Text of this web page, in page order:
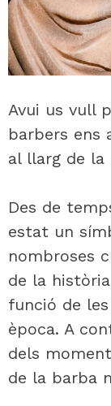
Avui us vull
barbers ens
al llarg de
Des de
estat un
nombroses
de la
funció de
època. A
dels
de la barba